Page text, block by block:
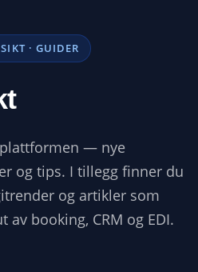
· GUIDER
— nye
og tips. I tillegg finner du
og artikler som
av booking, CRM og EDI.